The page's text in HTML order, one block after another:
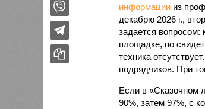
информациииз
декабрю 2026 г.,
задается вопросом:
площадке, по
техника
подрядчиков. При
Если в «Сказочном
90%, затем 97%, с